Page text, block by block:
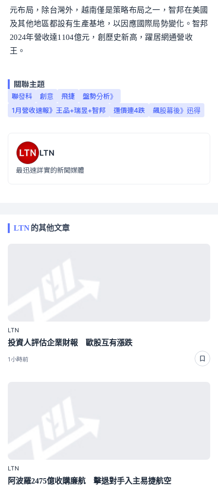
元布局，除台灣外，越南僅是策略布局之一，智邦在美國
及其他地區都設有生產基地，以因應國際局勢變化。智邦
2024年營收達1104億元，創歷史新高，躍居網通營收
王。
關聯主題
聯發科 創意 飛捷
盤勢分析》
1月營收速報》王品+瑞昱+智邦
運價連4跌 飆股幕後》迅得
LTN
最迅速詳實的新聞媒體
LTN 的其他文章
LTN
投資人評估企業財報 歐股互有漲跌
1小時前
LTN
阿波羅2475億收購廉航 擊退對手入主易捷航空